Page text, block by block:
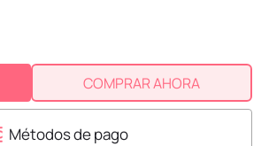
COMPRAR AHORA
Métodos de pago